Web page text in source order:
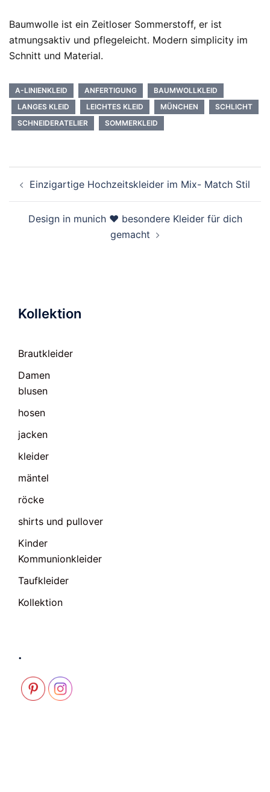
Baumwolle ist ein Zeitloser Sommerstoff, er ist
atmungsaktiv und pflegeleicht. Modern simplicity im
Schnitt und Material.
A-LINIENKLEID ANFERTIGUNG
BAUMWOLLKLEID
LANGES KLEID
LEICHTES KLEID MÜNCHEN
SCHLICHT
SCHNEIDERATELIER
SOMMERKLEID
Einzigartige Hochzeitskleider im Mix- Match Stil
Design in munich ♥ besondere Kleider für dich
gemacht
Kollektion
Brautkleider
Damen
blusen
hosen
jacken
kleider
mäntel
röcke
shirts und pullover
Kinder
Kommunionkleider
Taufkleider
Kollektion
.